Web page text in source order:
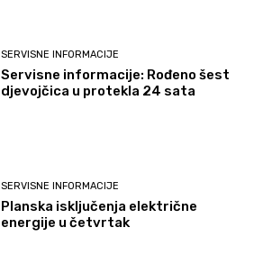
SERVISNE INFORMACIJE
Servisne informacije: Rođeno šest
djevojčica u protekla 24 sata
SERVISNE INFORMACIJE
Planska isključenja električne
energije u četvrtak